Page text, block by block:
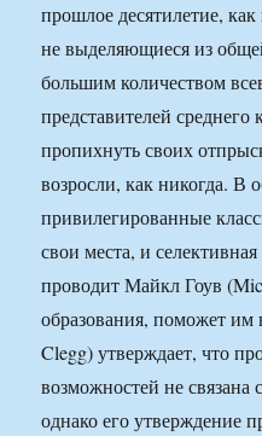
прошлое десятилетие,
не выделяющиеся из
большим количеством
представителей
пропихнуть своих
возросли, как никогда. В
привилегированные
свои места, и
проводит Майкл Гоув
образования, поможет
Clegg) утверждает, что
возможностей не связана
однако его утверждение